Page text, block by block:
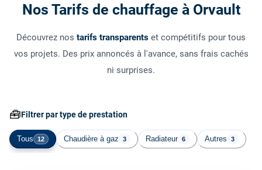
Nos Tarifs de chauffage à Orvault
Découvrez nos tarifs transparents et compétitifs pour tous
vos projets. Des prix annoncés à l'avance, sans frais cachés
ni surprises.
🧰Filtrer par type de prestation
Tous 12 Chaudière à gaz 3 Radiateur 6 Autres 3